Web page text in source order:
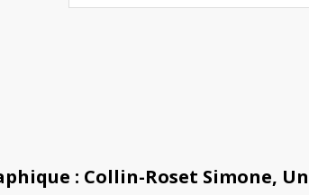
: Collin-Roset Simone, Un